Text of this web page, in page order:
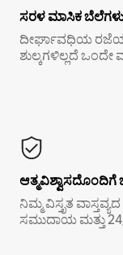
ಸರಳ ಮಾಸಿಕ
ದೀರ್ಘಾವಧಿಯ ರಜೆಯ
ಶುಲ್ಕಗಳಿಲ್ಲದೆ ಒಂದೇ
ನಿಮ್ಮ ವಿಸ್ತೃತ
ಸಮುದಾಯ ಮತ್ತು